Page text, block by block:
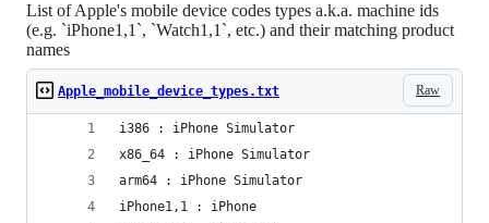
List of Apple's mobile device codes types a.k.a. machine ids
(e.g. `iPhone1,1`, `Watch1,1`, etc.) and their matching product
names
Raw
Apple_mobile_device_types.txt
i386 : iPhone Simulator
x86_64 : iPhone Simulator
arm64 : iPhone Simulator
iPhone1,1 : iPhone